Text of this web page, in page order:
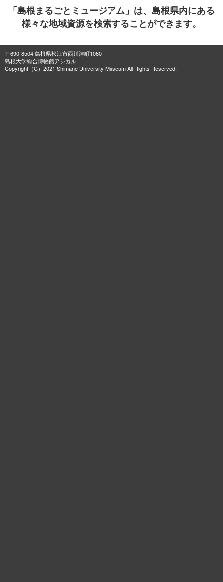
「島根まるごとミュージアム」は、島根県内にある
様々な地域資源を検索することができます。
〒690-8504 島根県松江市西川津町1060
島根大学総合博物館アシカル
Copyright（C）2021 Shimane University Museum All Rights Reserved.